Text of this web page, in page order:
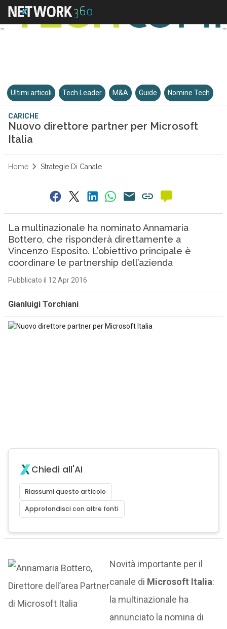
Ultimi articoli Tech Leader M&A Guide Nomine Tech
CARICHE
Nuovo direttore partner per Microsoft
Italia
Home Strategie Di Canale
La multinazionale ha nominato Annamaria
Bottero, che risponderà direttamente a
Vincenzo Esposito. L’obiettivo principale è
coordinare le partnership dell’azienda
Pubblicato il 12 Apr 2016
Gianluigi Torchiani
Chiedi all'AI
Riassumi questo articolo
Approfondisci con altre fonti
Novità importante per il
canale di Microsoft Italia:
la multinazionale ha
annunciato la nomina di